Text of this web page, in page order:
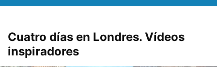
Cuatro días en Londres. Vídeos
inspiradores